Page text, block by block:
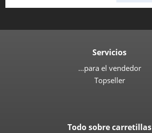
Servicios
...para el vendedor
Topseller
Todo sobre carretillas